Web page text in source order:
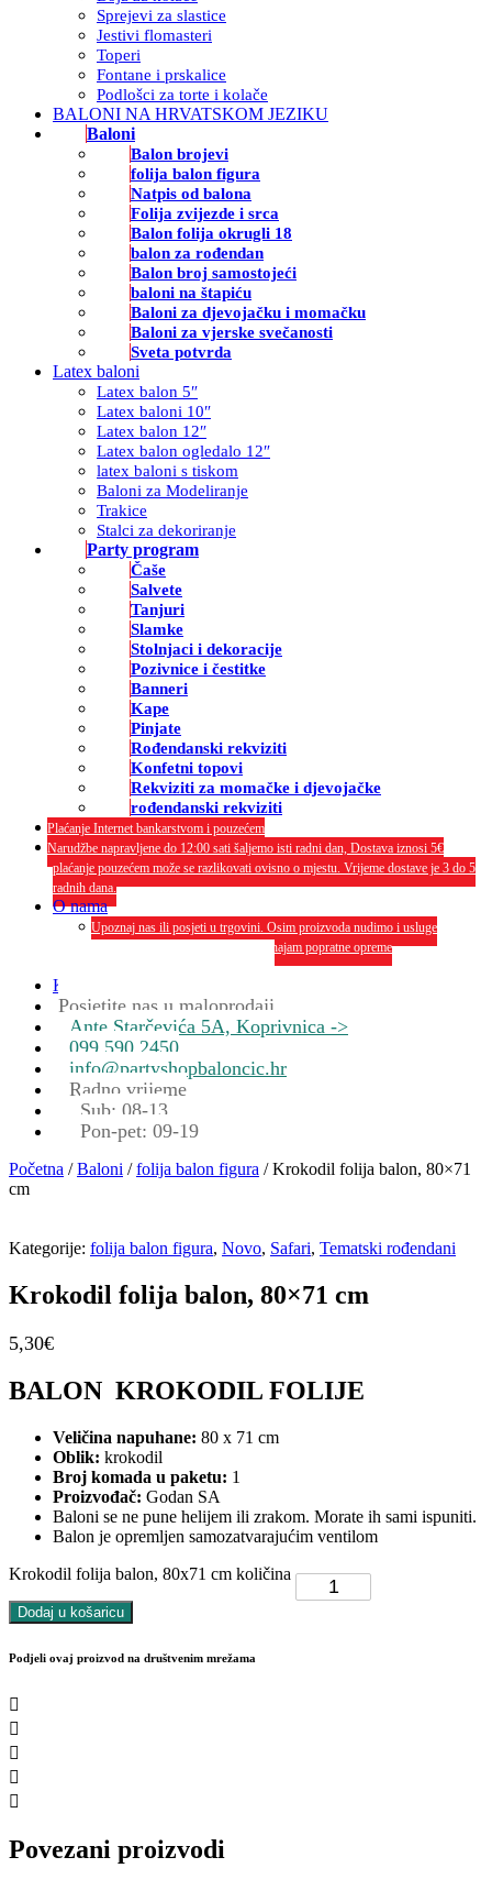
Sprejevi za slastice
Jestivi flomasteri
Toperi
Fontane i prskalice
Podlošci za torte i kolače
BALONI NA HRVATSKOM JEZIKU
Baloni
Balon brojevi
folija balon figura
Natpis od balona
Folija zvijezde i srca
Balon folija okrugli 18
balon za rođendan
Balon broj samostojeći
baloni na štapiću
Baloni za djevojačku i momačku
Baloni za vjerske svečanosti
Sveta potvrda
Latex baloni
Latex balon 5″
Latex baloni 10″
Latex balon 12″
Latex balon ogledalo 12″
latex baloni s tiskom
Baloni za Modeliranje
Trakice
Stalci za dekoriranje
Party program
Čaše
Salvete
Tanjuri
Slamke
Stolnjaci i dekoracije
Pozivnice i čestitke
Banneri
Kape
Pinjate
Rođendanski rekviziti
Konfetni topovi
Rekviziti za momačke i djevojačke
rođendanski rekviziti
Plaćanje Internet bankarstvom i pouzećem
Narudžbe napravljene do 12:00 sati šaljemo isti radni dan, Dostava iznosi 5€
plaćanje pouzećem može se razlikovati ovisno o mjestu. Vrijeme dostave je 3 do 5
radnih dana.
O nama
Upoznaj nas ili posjeti u trgovini. Osim proizvoda nudimo i usluge
dekoriranja interijera i eksterija te najam popratne opreme
Kontakt
Posjetite nas u maloprodaji
Ante Starčevića 5A, Koprivnica ->
099 590 2450
info@partyshopbaloncic.hr
Radno vrijeme
Sub: 08-13
Pon-pet: 09-19
Početna /Baloni /folija balon figura / Krokodil folija balon, 80×71
cm
Kategorije: folija balon figura, Novo, Safari, Tematski rođendani
Krokodil folija balon, 80×71 cm
5,30€
BALON KROKODIL FOLIJE
Veličina napuhane: 80 x 71 cm
Oblik: krokodil
Broj komada u paketu: 1
Proizvođač: Godan SA
Baloni se ne pune helijem ili zrakom. Morate ih sami ispuniti.
Balon je opremljen samozatvarajućim ventilom
Krokodil folija balon, 80x71 cm količina
Dodaj u košaricu
Podjeli ovaj proizvod na društvenim mrežama
Povezani proizvodi